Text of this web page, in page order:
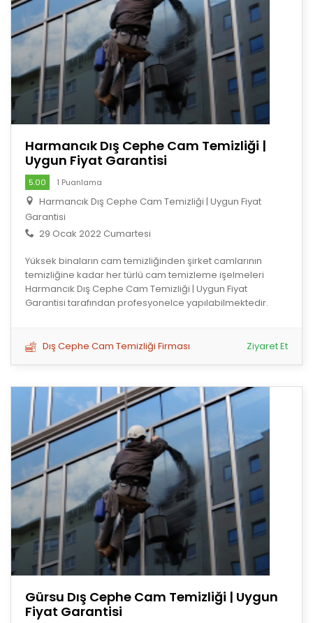
Harmancık Dış Cephe Cam Temizliği |
Uygun Fiyat Garantisi
5.00 1 Puanlama
Harmancık Dış Cephe Cam Temizliği | Uygun Fiyat
Garantisi
29 Ocak 2022 Cumartesi
Yüksek binaların cam temizliğinden şirket camlarının
temizliğine kadar her türlü cam temizleme işelmeleri
Harmancık Dış Cephe Cam Temizliği | Uygun Fiyat
Garantisi tarafından profesyonelce yapılabilmektedir.
Dış Cephe Cam Temizliği Firması Ziyaret Et
Gürsu Dış Cephe Cam Temizliği | Uygun
Fiyat Garantisi